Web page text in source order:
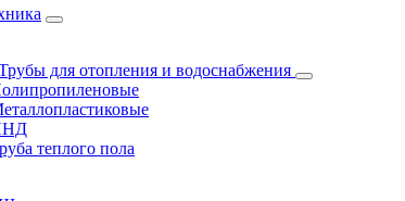
для отопления и водоснабжения
теплого пола